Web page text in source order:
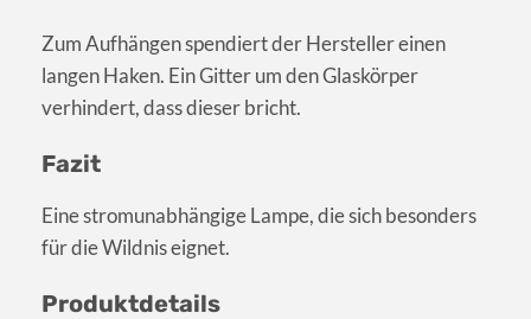
Zum Aufhängen spendiert der Hersteller einen
langen Haken. Ein Gitter um den Glaskörper
verhindert, dass dieser bricht.
Fazit
Eine stromunabhängige Lampe, die sich besonders
für die Wildnis eignet.
Produktdetails